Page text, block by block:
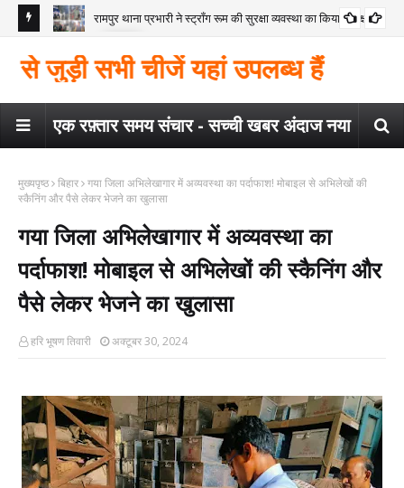
कोंच रामपुर थाना प्रभारी ने स्ट्रॉंग रूम की सुरक्षा व्यवस्था का किया निरीक्षण
सभी चीजें यहां उपलब्ध हैं
एक रफ़्तार समय संचार - सच्ची खबर अंदाज नया
मुख्यपृष्ठ बिहार गया जिला अभिलेखागार में अव्यवस्था का पर्दाफाश! मोबाइल से अभिलेखों की
स्कैनिंग और पैसे लेकर भेजने का खुलासा
गया जिला अभिलेखागार में अव्यवस्था का
पर्दाफाश! मोबाइल से अभिलेखों की स्कैनिंग और
पैसे लेकर भेजने का खुलासा
हरि भूषण तिवारी अक्टूबर 30, 2024